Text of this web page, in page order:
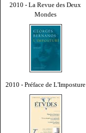
2010 - La Revue des Deux
Mondes
2010 - Préface de L'Imposture